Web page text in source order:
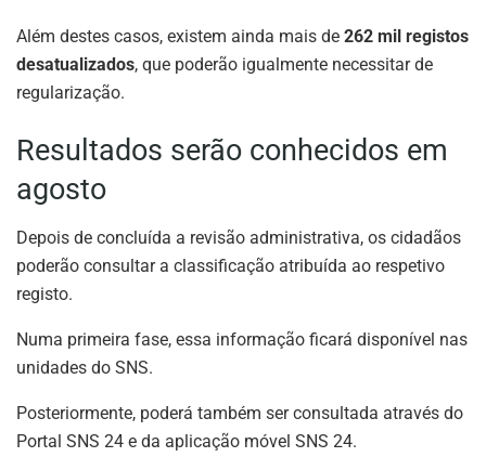
Além destes casos, existem ainda mais de 262 mil registos
desatualizados, que poderão igualmente necessitar de
regularização.
Resultados serão conhecidos em
agosto
Depois de concluída a revisão administrativa, os cidadãos
poderão consultar a classificação atribuída ao respetivo
registo.
Numa primeira fase, essa informação ficará disponível nas
unidades do SNS.
Posteriormente, poderá também ser consultada através do
Portal SNS 24 e da aplicação móvel SNS 24.